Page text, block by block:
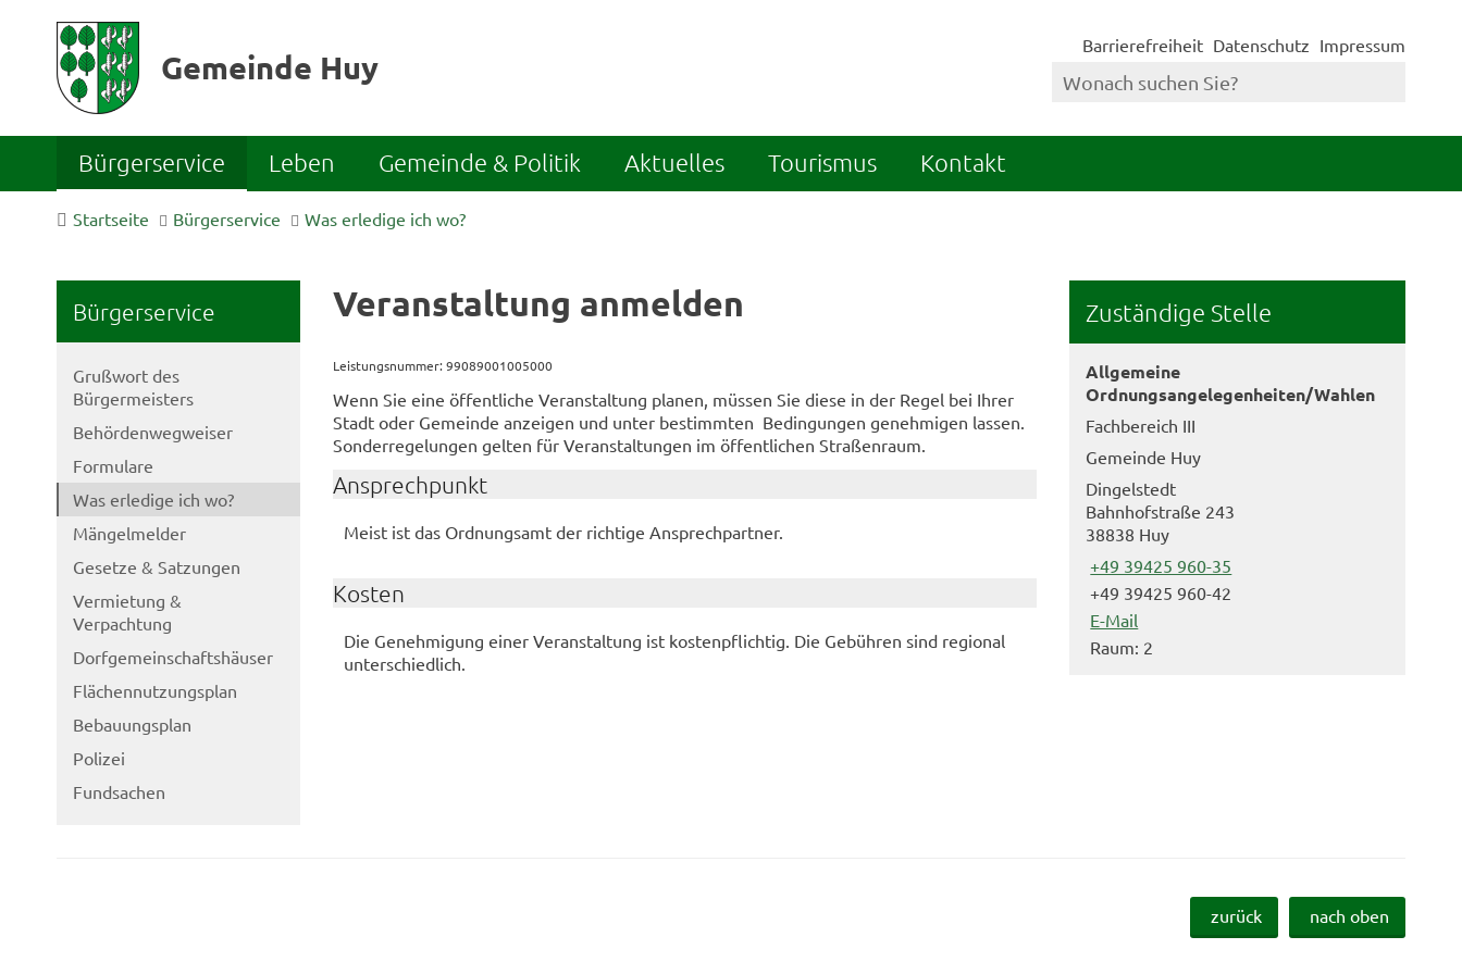
Gemeinde Huy
Barrierefreiheit Datenschutz Impressum
Bürgerservice Leben Gemeinde & Politik Aktuelles Tourismus Kontakt
Startseite Bürgerservice Was erledige ich wo?
Bürgerservice
Grußwort des
Bürgermeisters
Behördenwegweiser
Formulare
Was erledige ich wo?
Mängelmelder
Gesetze & Satzungen
Vermietung &
Verpachtung
Dorfgemeinschaftshäuser
Flächennutzungsplan
Bebauungsplan
Polizei
Fundsachen
Veranstaltung anmelden
Leistungsnummer: 99089001005000
Wenn Sie eine öffentliche Veranstaltung planen, müssen Sie diese in der Regel bei Ihrer
Stadt oder Gemeinde anzeigen und unter bestimmten Bedingungen genehmigen lassen.
Sonderregelungen gelten für Veranstaltungen im öffentlichen Straßenraum.
Ansprechpunkt
Meist ist das Ordnungsamt der richtige Ansprechpartner.
Kosten
Die Genehmigung einer Veranstaltung ist kostenpflichtig. Die Gebühren sind regional
unterschiedlich.
Zuständige Stelle
Allgemeine
Ordnungsangelegenheiten/Wahlen
Fachbereich III
Gemeinde Huy
Dingelstedt
Bahnhofstraße 243
38838 Huy
+49 39425 960-35
+49 39425 960-42
E-Mail
Raum: 2
zurück nach oben